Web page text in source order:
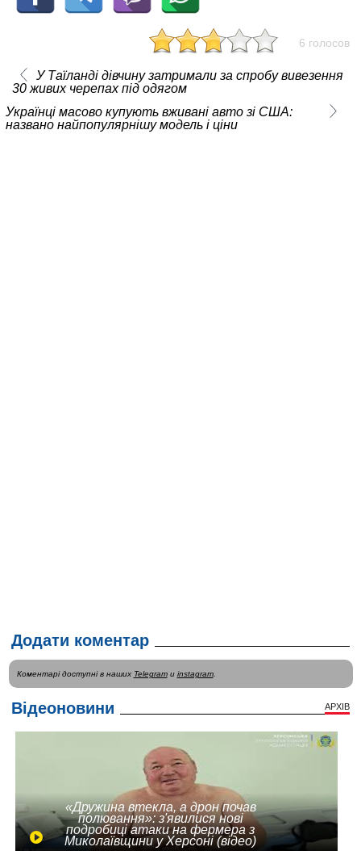
6 голосов
У Таїланді дівчину затримали за спробу вивезення
30 живих черепах під одягом
Українці масово купують вживані авто зі США:
названо найпопулярнішу модель і ціни
Додати коментар
Коментарі доступні в наших Telegramи instagram.
Відеоновини АРХІВ
«Дружина втекла, а дрон почав
полювання»: з'явилися нові
подробиці атаки на фермера з
Миколаївщини у Херсоні (відео)